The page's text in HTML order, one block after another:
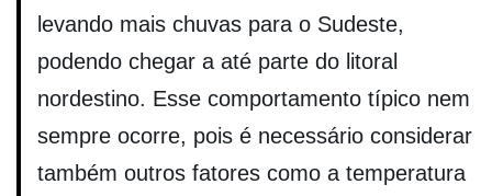
levando mais chuvas para o Sudeste,
podendo chegar a até parte do litoral
nordestino. Esse comportamento típico nem
sempre ocorre, pois é necessário considerar
também outros fatores como a temperatura